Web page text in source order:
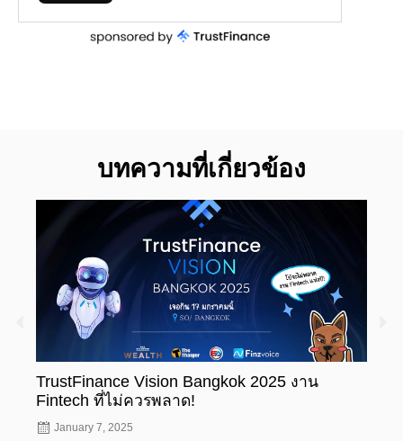
บทความที่เกี่ยวข้อง
TrustFinance Vision Bangkok 2025 งาน
Fintech ที่ไม่ควรพลาด!
January 7, 2025